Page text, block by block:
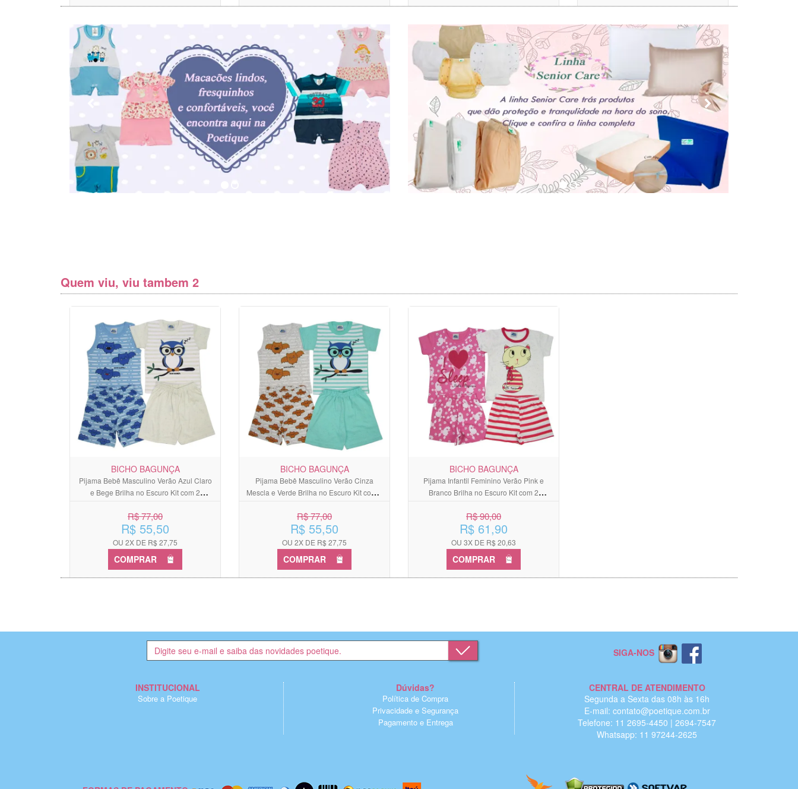
Quem viu, viu tambem 2
BICHO BAGUNÇA
Pijama Bebê Masculino Verão Azul Claro
e Bege Brilha no Escuro Kit com 2
R$ 77,00
R$ 55,50
OU 2X DE R$ 27,75
COMPRAR
BICHO BAGUNÇA
Pijama Bebê Masculino Verão Cinza
Mescla e Verde Brilha no Escuro Kit com 2
R$ 77,00
R$ 55,50
OU 2X DE R$ 27,75
COMPRAR
BICHO BAGUNÇA
Pijama Infantil Feminino Verão Pink e
Branco Brilha no Escuro Kit com 2
R$ 90,00
R$ 61,90
OU 3X DE R$ 20,63
COMPRAR
SIGA-NOS
INSTITUCIONAL
Sobre a Poetique
Dúvidas?
Política de Compra
Privacidade e Segurança
Pagamento e Entrega
CENTRAL DE ATENDIMENTO
Segunda a Sexta das 08h às 16h
E-mail: contato@poetique.com.br
Telefone: 11 2695-4450 | 2694-7547
Whatsapp: 11 97244-2625